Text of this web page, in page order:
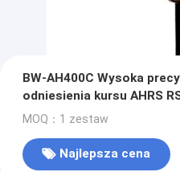
BW-AH400C Wysoka
odniesienia kursu AHRS
MOQ：1 zestaw
Najlepsza cena